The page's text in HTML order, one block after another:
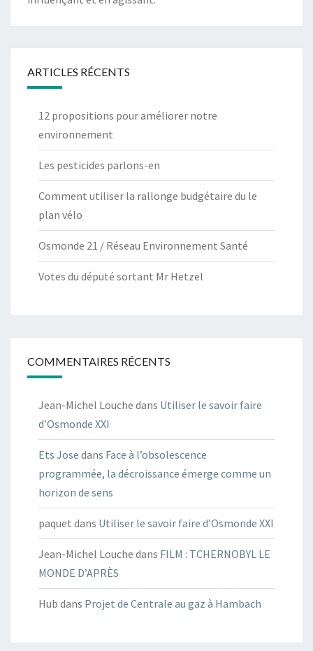
ARTICLES RÉCENTS
12 propositions pour améliorer notre
environnement
Les pesticides parlons-en
Comment utiliser la rallonge budgétaire du le
plan vélo
Osmonde 21 / Réseau Environnement Santé
Votes du député sortant Mr Hetzel
COMMENTAIRES RÉCENTS
Jean-Michel Louche dans Utiliser le savoir faire
d’Osmonde XXI
Ets Jose dans Face à l’obsolescence
programmée, la décroissance émerge comme un
horizon de sens
paquet dans Utiliser le savoir faire d’Osmonde XXI
Jean-Michel Louche dans FILM : TCHERNOBYL LE
MONDE D’APRÈS
Hub dans Projet de Centrale au gaz à Hambach